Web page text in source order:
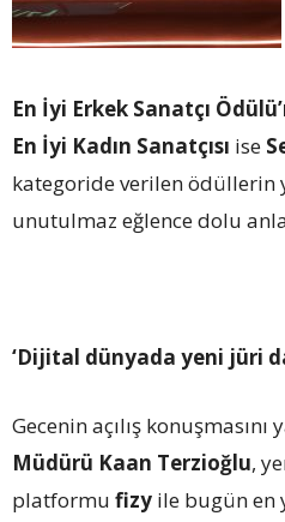
En İyi Erkek Sanatçı
En İyi Kadın Sanatçısı ise
kategoride verilen ödüllerin
unutulmaz eğlence dolu
‘Dijital dünyada yeni jüri
Gecenin açılış konuşmasını
Müdürü Kaan Terzioğlu,
platformu fizy ile bugün en